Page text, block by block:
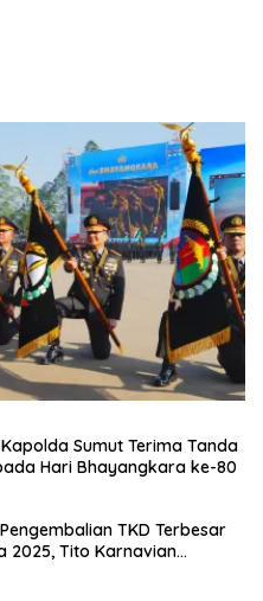
Sumut Terima Tanda
Hari Bhayangkara ke-80
TKD Terbesar
2025, Tito Karnavian